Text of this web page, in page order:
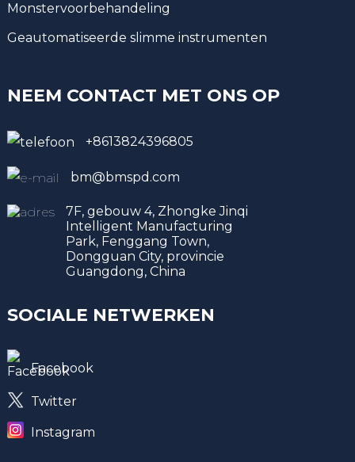
Monstervoorbehandeling
Geautomatiseerde slimme instrumenten
NEEM CONTACT MET ONS OP
+8613824396805
bm@bmspd.com
7F, gebouw 4, Zhongke Jinqi
Intelligent Manufacturing
Park, Fenggang Town,
Dongguan City, provincie
Guangdong, China
SOCIALE NETWERKEN
Facebook
Twitter
Instagram